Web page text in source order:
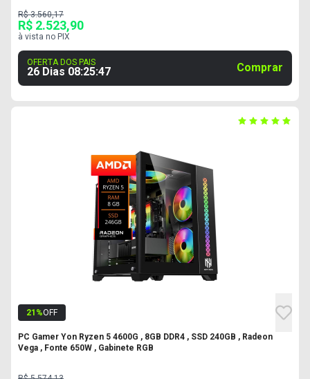
R$ 3.560,17
R$ 2.523,90
à vista no PIX
OFERTA DOS PAIS
26 Dias 08:25:46 Comprar
21 %OFF
PC Gamer Yon Ryzen 5 4600G , 8GB DDR4 , SSD 240GB , Radeon
Vega , Fonte 650W , Gabinete RGB